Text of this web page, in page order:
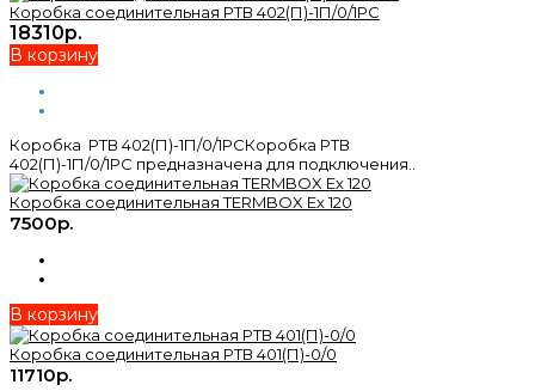
Коробка соединительная РТВ 402(П)-1П/0/1РС
18310р.
В корзину
Коробка РТВ 402(П)-1П/0/1РСКоробка РТВ
402(П)-1П/0/1РС предназначена для подключения..
Коробка соединительная TERMBOX Ex 120
7500р.
В корзину
Коробка соединительная РТВ 401(П)-0/0
11710р.